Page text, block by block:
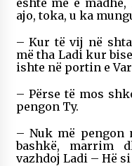
ajo, toka, u ka
– Kur të vij në
më tha Ladi kur
ishte në portin e
– Përse të mos
pengon Ty.
– Nuk më pengon
bashkë, marrim
vazhdoj Ladi – Hë si